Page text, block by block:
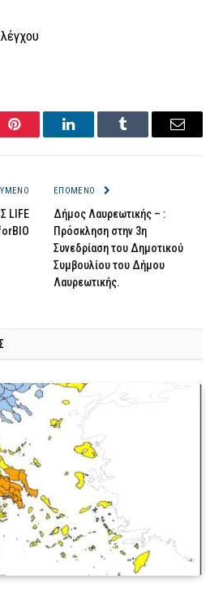
Pinterest LinkedInTumblr Email
LIFE
ΕΠΌΜΕΝΟ
Δήμος Λαυρεωτικής – :
Πρόσκληση στην 3η
Συνεδρίαση του Δημοτικού
Συμβουλίου του Δήμου
Λαυρεωτικής.